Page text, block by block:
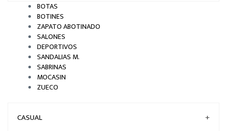
BOTAS
BOTINES
ZAPATO ABOTINADO
SALONES
DEPORTIVOS
SANDALIAS M.
SABRINAS
MOCASIN
ZUECO
CASUAL +